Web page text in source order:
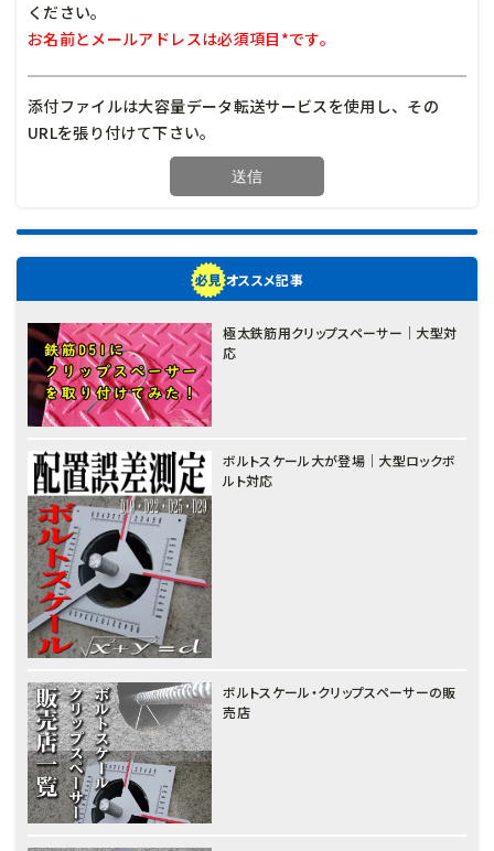
ください。
お名前とメールアドレスは必須項目*です。
添付ファイルは大容量データ転送サービスを使用し、その
URLを張り付けて下さい。
オススメ記事
極太鉄筋用クリップスペーサー｜大型対
応
ボルトスケール大が登場｜大型ロックボ
ルト対応
ボルトスケール・クリップスペーサーの販
売店